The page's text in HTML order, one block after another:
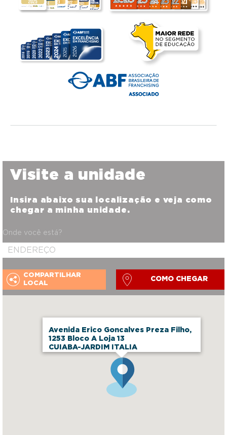
Avenida Erico Goncalves Preza Filho,
1253 Bloco A Loja 13
CUIABA-JARDIM ITALIA
Visite a unidade
Insira abaixo sua localização e veja como
chegar a minha unidade.
Onde você está?
COMPARTILHAR
LOCAL
COMO CHEGAR